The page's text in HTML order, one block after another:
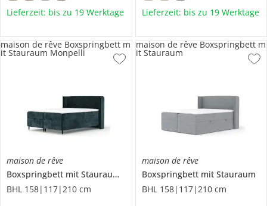
Lieferzeit: bis zu 19 Werktage Lieferzeit: bis zu 19 Werktage
maison de rêve
Boxspringbett mit Stauraum
Monpelli
BHL 158|117|210 cm
maison de rêve Boxspringbett m
it Stauraum Monpelli
maison de rêve
Boxspringbett mit Stauraum
BHL 158|117|210 cm
maison de rêve Boxspringbett m
it Stauraum